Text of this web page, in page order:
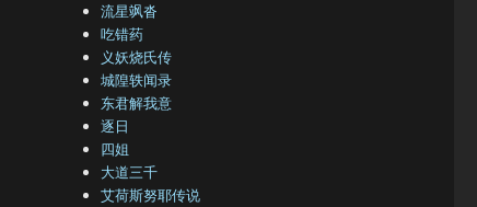
流星飒沓
吃错药
义妖烧氏传
城隍轶闻录
东君解我意
逐日
四姐
大道三千
艾荷斯努耶传说